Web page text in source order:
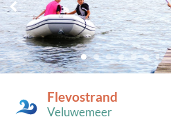
Flevostrand
Veluwemeer